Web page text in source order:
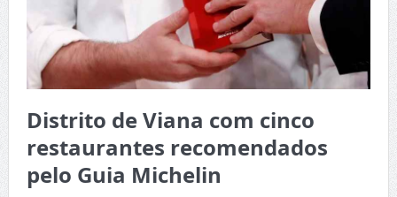
Distrito de Viana com cinco
restaurantes recomendados
pelo Guia Michelin